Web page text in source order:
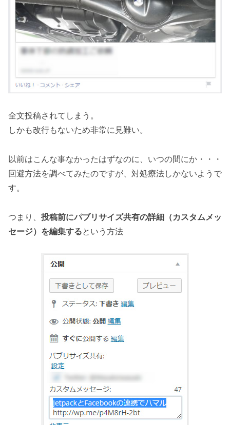
全文投稿されてしまう。
しかも改行もないため非常に見難い。
以前はこんな事なかったはずなのに、いつの間にか・・・
回避方法を調べてみたのですが、対処療法しかないようで
す。
つまり、 投稿前にパブリサイズ共有の詳細（カスタムメッ
セージ）を編集するという方法